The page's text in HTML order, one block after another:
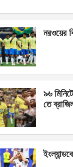
b
o
o
k
n
g
er
s
নরওয়ের
৯৬
তে